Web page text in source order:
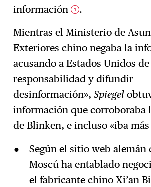
información 1 .
Mientras el Ministerio de
Exteriores chino negaba la
acusando a Estados Unidos
responsabilidad y difundir
desinformación»,Spiegel
información que corroboraba
de Blinken, e incluso «iba más
Según el sitio web alemán
Moscú ha entablado
el fabricante chino Xi’an